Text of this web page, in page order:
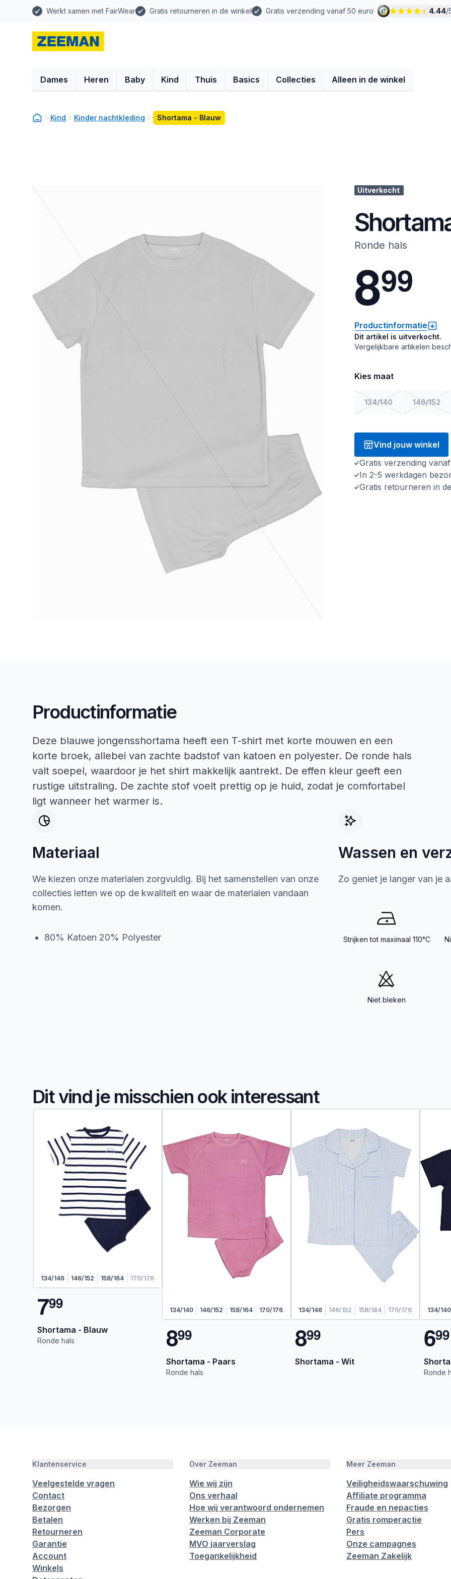
Werkt samen met FairWear Gratis retourneren in de winkel Gratis verzending vanaf 50 euro 4.44/
Dames Heren Baby Kind Thuis Basics Collecties Alleen in de winkel
Kind Kinder nachtkleding Shortama - Blauw
Uitverkocht
Ronde hals
899
Productinformatie
Dit artikel is uitverkocht.
Vergelijkbare artikelen
Kies maat
134/140 146/152
Vind jouw winkel
Gratis verzending
In 2-5 werkdagen
Gratis retourneren in
Productinformatie
Deze blauwe jongensshortama heeft een T-shirt met korte mouwen en een
korte broek, allebei van zachte badstof van katoen en polyester. De ronde hals
valt soepel, waardoor je het shirt makkelijk aantrekt. De effen kleur geeft een
rustige uitstraling. De zachte stof voelt prettig op je huid, zodat je comfortabel
ligt wanneer het warmer is.
Materiaal
We kiezen onze materialen zorgvuldig. Bij het samenstellen van onze
collecties letten we op de kwaliteit en waar de materialen vandaan
komen.
80% Katoen 20% Polyester
Wassen en
Zo geniet je langer van je
Strijken tot maximaal 110°C
Niet bleken
Dit vind je misschien ook interessant
134/146 146/152 158/164 170/176
799
Shortama - Blauw
Ronde hals
134/140 146/152 158/164 170/176
899
Shortama - Paars
Ronde hals
134/146 146/152 158/164 170/176
899
Shortama - Wit
134/140
699
Ronde
Klantenservice
Veelgestelde vragen
Contact
Bezorgen
Betalen
Retourneren
Garantie
Account
Winkels
Over Zeeman
Wie wij zijn
Ons verhaal
Hoe wij verantwoord ondernemen
Werken bij Zeeman
Zeeman Corporate
MVO jaarverslag
Toegankelijkheid
Meer Zeeman
Veiligheidswaarschuwing
Affiliate programma
Fraude en nepacties
Gratis romperactie
Pers
Onze campagnes
Zeeman Zakelijk